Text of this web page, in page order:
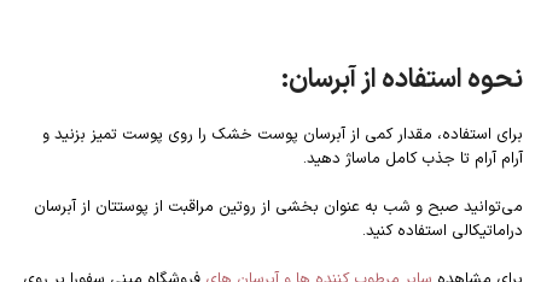
نحوه استفاده از آبرسان:
برای استفاده، مقدار کمی از آبرسان پوست خشک را روی پوست تمیز بزنید و
آرام آرام تا جذب کامل ماساژ دهید.
می‌توانید صبح و شب به عنوان بخشی از روتین مراقبت از پوستتان از آبرسان
دراماتیکالی استفاده کنید.